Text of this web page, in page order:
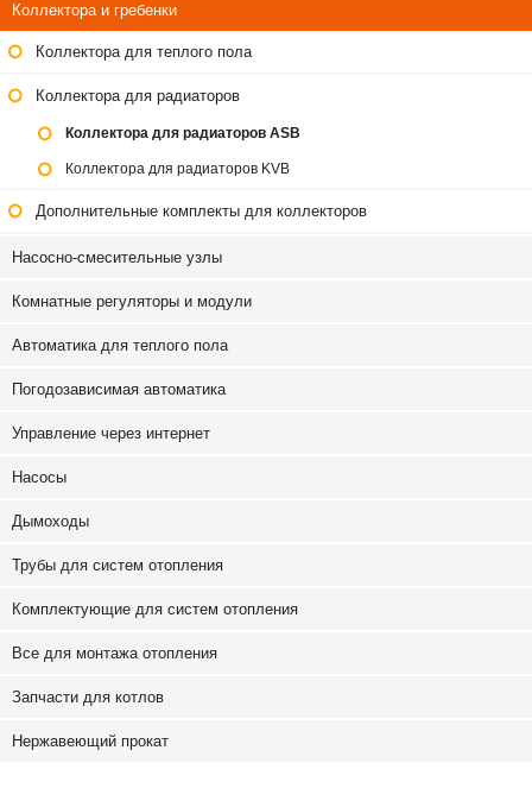
Коллектора и гребенки
Коллектора для теплого пола
Коллектора для радиаторов
Коллектора для радиаторов ASB
Коллектора для радиаторов KVB
Дополнительные комплекты для коллекторов
Насосно-смесительные узлы
Комнатные регуляторы и модули
Автоматика для теплого пола
Погодозависимая автоматика
Управление через интернет
Насосы
Дымоходы
Трубы для систем отопления
Комплектующие для систем отопления
Все для монтажа отопления
Запчасти для котлов
Нержавеющий прокат